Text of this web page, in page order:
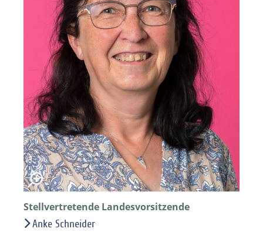
Stellvertretende Landesvorsitzende
Anke Schneider